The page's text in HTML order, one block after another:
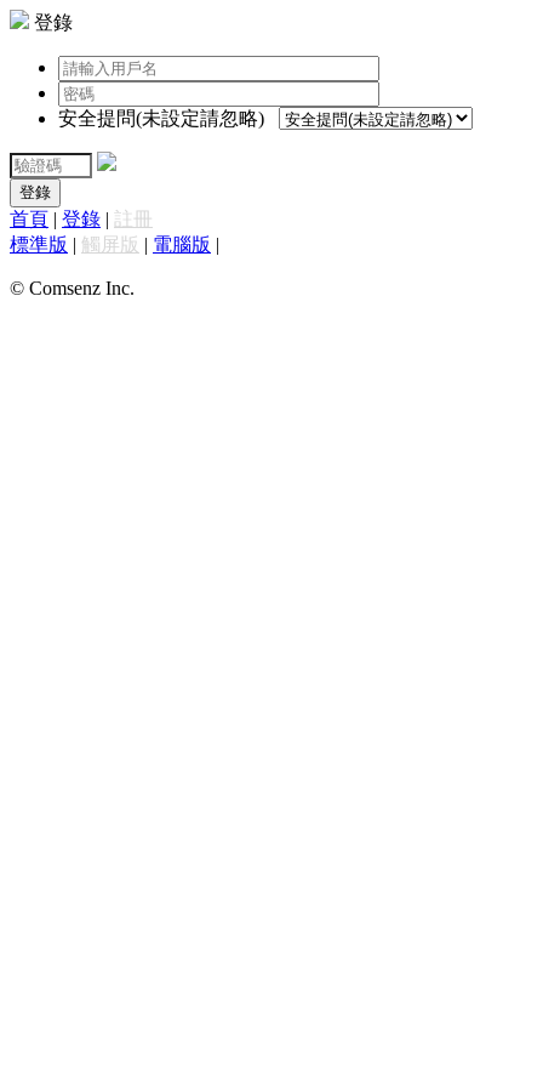
登錄
安全提問(未設定請忽略)
登錄
首頁 | 登錄 | 註冊
標準版 | 觸屏版 | 電腦版 |
© Comsenz Inc.